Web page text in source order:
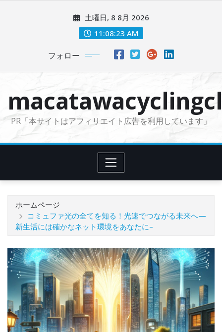
に
土曜日, 8 8月 2026
11:08:24 AM
フォロー
PR「本サイトはアフィリエイト広告を利用しています」
ホームページ
コミュファ光の全てを知る！光速でつながる未来へ—
新生活には確かなネット環境をあなたに–